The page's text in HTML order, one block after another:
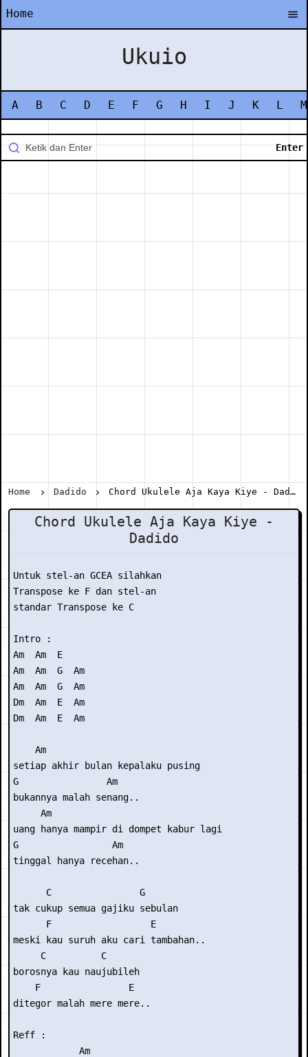
Home
Ukuio
A B C D E F G H I J K L M
Home Dadido Chord Ukulele Aja Kaya Kiye - Dadido
Chord Ukulele Aja Kaya Kiye -
Dadido
Untuk stel-an GCEA silahkan
Transpose ke F dan stel-an
standar Transpose ke C
Intro :
Am  Am  E
Am  Am  G  Am
Am  Am  G  Am
Dm  Am  E  Am
Dm  Am  E  Am
    Am
setiap akhir bulan kepalaku pusing
G                Am
bukannya malah senang..
     Am
uang hanya mampir di dompet kabur lagi
G                 Am
tinggal hanya recehan..
      C                G
tak cukup semua gajiku sebulan
      F                  E
meski kau suruh aku cari tambahan..
     C          C
borosnya kau naujubileh
    F                E
ditegor malah mere mere..
Reff :
            Am